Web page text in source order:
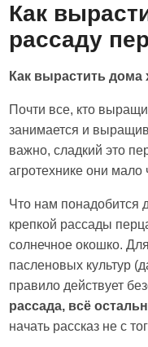
Как
рассаду
Как вырастить
Почти все, кто
занимается и
важно, сладкий это
агротехнике они мало
Что нам
крепкой рассады
солнечное окошко.
пасленовых культур
правило действует
рассада, всё
начать рассказ не с